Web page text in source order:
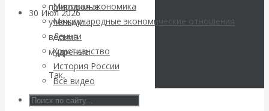
Мировая экономика
Международные экономические отношения
Деньги
Христианство
История России
Все видео
30 Июл 2026Цифровая
экономика
Валентин
Катасонов.
приводимые
учеными,
весьма
мудреные.
Так,
на
факультета